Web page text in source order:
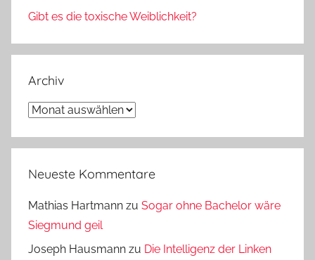
Gibt es die toxische Weiblichkeit?
Archiv
Archiv
Neueste Kommentare
Mathias Hartmann zu Sogar ohne Bachelor wäre
Siegmund geil
Joseph Hausmann zu Die Intelligenz der Linken